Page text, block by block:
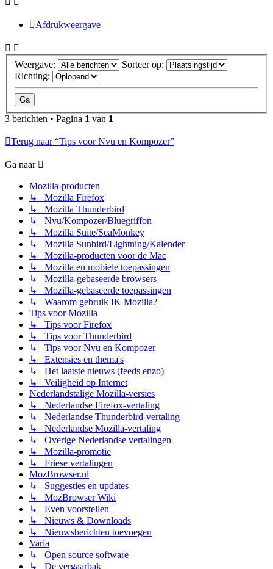
Afdrukweergave
Weergave:
Sorteer op:
Richting:
3 berichten • Pagina 1 van 1
Terug naar “Tips voor Nvu en Kompozer”
Ga naar
Mozilla-producten
↳ Mozilla Firefox
↳ Mozilla Thunderbird
↳ Nvu/Kompozer/Bluegriffon
↳ Mozilla Suite/SeaMonkey
↳ Mozilla Sunbird/Lightning/Kalender
↳ Mozilla-producten voor de Mac
↳ Mozilla en mobiele toepassingen
↳ Mozilla-gebaseerde browsers
↳ Mozilla-gebaseerde toepassingen
↳ Waarom gebruik IK Mozilla?
Tips voor Mozilla
↳ Tips voor Firefox
↳ Tips voor Thunderbird
↳ Tips voor Nvu en Kompozer
↳ Extensies en thema's
↳ Het laatste nieuws (feeds enzo)
↳ Veiligheid op Internet
Nederlandstalige Mozilla-versies
↳ Nederlandse Firefox-vertaling
↳ Nederlandse Thunderbird-vertaling
↳ Nederlandse Mozilla-vertaling
↳ Overige Nederlandse vertalingen
↳ Mozilla-promotie
↳ Friese vertalingen
MozBrowser.nl
↳ Suggesties en updates
↳ MozBrowser Wiki
↳ Even voorstellen
↳ Nieuws & Downloads
↳ Nieuwsberichten toevoegen
Varia
↳ Open source software
↳ De vergaarbak